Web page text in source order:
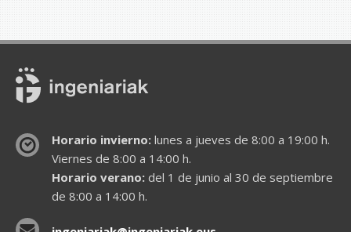
Horario invierno:lunes a jueves de 8:00 a 19:00 h.
Viernes de 8:00 a 14:00 h.
Horario verano:del 1 de junio al 30 de septiembre
de 8:00 a 14:00 h.